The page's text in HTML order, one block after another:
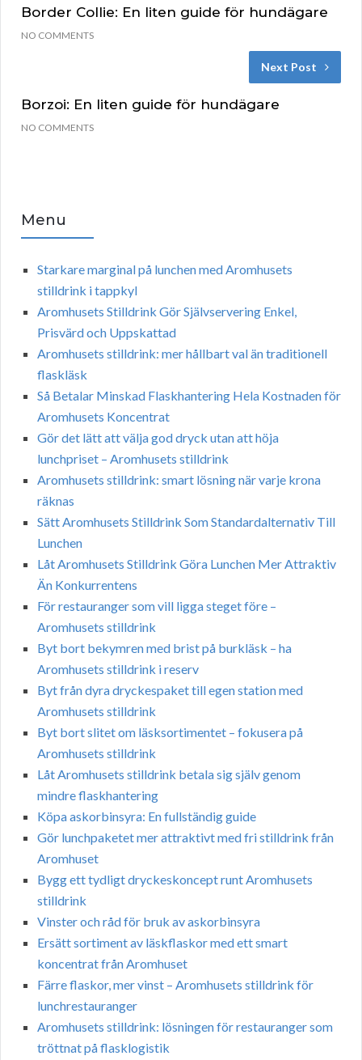
Border Collie: En liten guide för hundägare
NO COMMENTS
Next Post
Borzoi: En liten guide för hundägare
NO COMMENTS
Menu
Starkare marginal på lunchen med Aromhusets
stilldrink i tappkyl
Aromhusets Stilldrink Gör Självservering Enkel,
Prisvärd och Uppskattad
Aromhusets stilldrink: mer hållbart val än traditionell
flaskläsk
Så Betalar Minskad Flaskhantering Hela Kostnaden för
Aromhusets Koncentrat
Gör det lätt att välja god dryck utan att höja
lunchpriset – Aromhusets stilldrink
Aromhusets stilldrink: smart lösning när varje krona
räknas
Sätt Aromhusets Stilldrink Som Standardalternativ Till
Lunchen
Låt Aromhusets Stilldrink Göra Lunchen Mer Attraktiv
Än Konkurrentens
För restauranger som vill ligga steget före –
Aromhusets stilldrink
Byt bort bekymren med brist på burkläsk – ha
Aromhusets stilldrink i reserv
Byt från dyra dryckespaket till egen station med
Aromhusets stilldrink
Byt bort slitet om läsksortimentet – fokusera på
Aromhusets stilldrink
Låt Aromhusets stilldrink betala sig själv genom
mindre flaskhantering
Köpa askorbinsyra: En fullständig guide
Gör lunchpaketet mer attraktivt med fri stilldrink från
Aromhuset
Bygg ett tydligt dryckeskoncept runt Aromhusets
stilldrink
Vinster och råd för bruk av askorbinsyra
Ersätt sortiment av läskflaskor med ett smart
koncentrat från Aromhuset
Färre flaskor, mer vinst – Aromhusets stilldrink för
lunchrestauranger
Aromhusets stilldrink: lösningen för restauranger som
tröttnat på flasklogistik